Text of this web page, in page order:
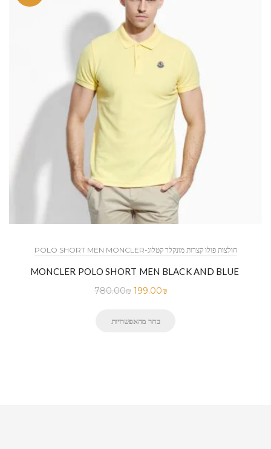
POLO SHORT MEN MONCLER-חולצות פולו קצרות מונקלר קטלוג
MONCLER POLO SHORT MEN BLACK AND BLUE
780.00₪ 199.00₪
בחר מהאפשרויות